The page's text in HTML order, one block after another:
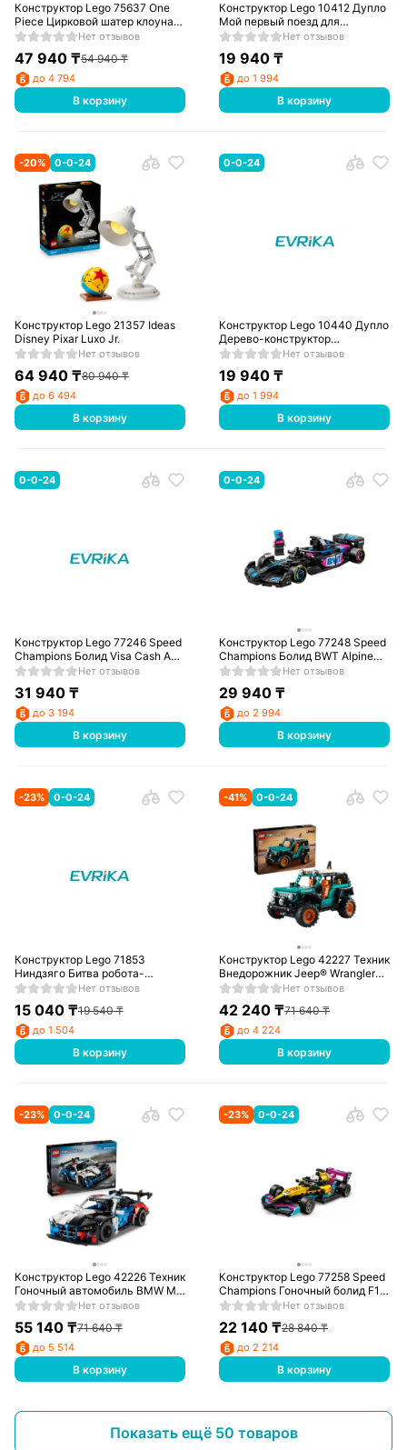
Конструктор Lego 75637 One
Piece Цирковой шатер клоуна
Багги
Нет отзывов
47 940₸54 940₸
до 4 794
В корзину
Конструктор Lego 10412 Дупло
Мой первый поезд для
домашних животных
Нет отзывов
19 940 ₸
до 1 994
В корзину
-20% 0-0-24
Конструктор Lego 21357 Ideas
Disney Pixar Luxo Jr.
Нет отзывов
64 940₸80 940₸
до 6 494
В корзину
0-0-24
Конструктор Lego 10440 Дупло
Дерево-конструктор
равновесияНет отзывов
19 940 ₸
до 1 994
В корзину
0-0-24
Конструктор Lego 77246 Speed
Champions Болид Visa Cash App
RB VCARB 01 F1®Нет отзывов
31 940₸
до 3 194
В корзину
0-0-24
Конструктор Lego 77248 Speed
Champions Болид BWT Alpine
F1® Team A524Нет отзывов
29 940 ₸
до 2 994
В корзину
-23% 0-0-24
Конструктор Lego 71853
Ниндзяго Битва робота-
дракона ДжеяНет отзывов
15 040₸19 540₸
до 1 504
В корзину
-41% 0-0-24
Конструктор Lego 42227 Техник
Внедорожник Jeep® Wrangler
Rubicon
Нет отзывов
42 240 ₸71 640₸
до 4 224
В корзину
-23% 0-0-24
Конструктор Lego 42226 Техник
Гоночный автомобиль BMW M4
GT3 EVO
Нет отзывов
55 140₸71 640₸
до 5 514
В корзину
-23% 0-0-24
Конструктор Lego 77258 Speed
Champions Гоночный болид F1
ACADEMY™ LEGO®
Нет отзывов
22 140 ₸28 840₸
до 2 214
В корзину
Показать ещё 50 товаров